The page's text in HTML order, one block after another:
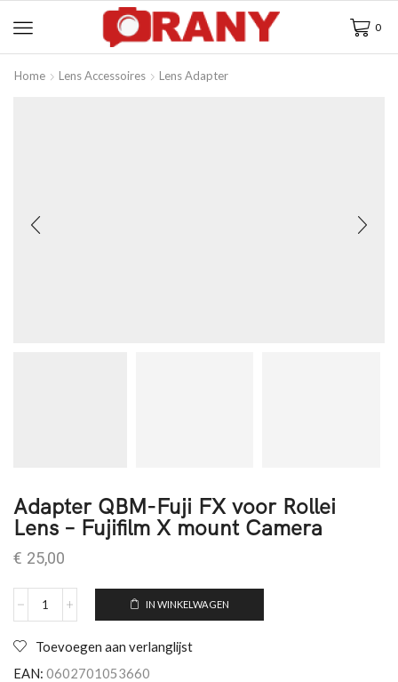
0
Home Lens Accessoires Lens Adapter
Adapter QBM-Fuji FX voor Rollei
Lens – Fujifilm X mount Camera
€ 25,00
IN WINKELWAGEN
Toevoegen aan verlanglijst
EAN: 0602701053660